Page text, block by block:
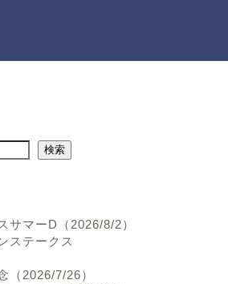
検索
サマーD（2026/8/2）
ステークス
（2026/7/26）